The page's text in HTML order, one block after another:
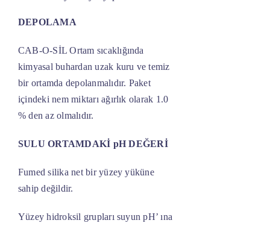
DEPOLAMA
CAB-O-SİL Ortam sıcaklığında
kimyasal buhardan uzak kuru ve temiz
bir ortamda depolanmalıdır. Paket
içindeki nem miktarı ağırlık olarak 1.0
% den az olmalıdır.
SULU ORTAMDAKİ pH DEĞERİ
Fumed silika net bir yüzey yüküne
sahip değildir.
Yüzey hidroksil grupları suyun pH’ ına